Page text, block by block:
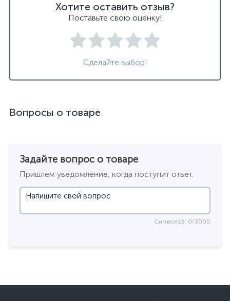
Хотите оставить отзыв?
Поставьте свою оценку!
Сделайте выбор!
Вопросы о товаре
Задайте вопрос о товаре
Пришлем уведомление, когда поступит ответ.
Символов: 0/3000